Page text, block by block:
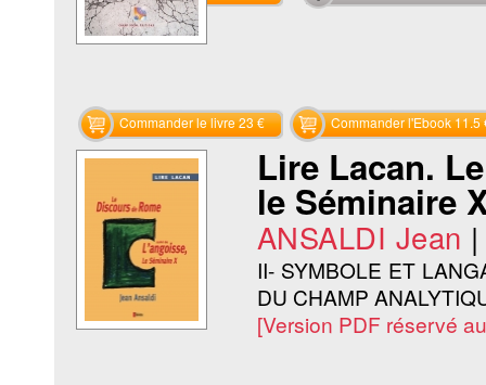
Commander le livre 23 € Commander l'Ebook 11.5
Lire Lacan.
le Séminaire
ANSALDI Jean
II- SYMBOLE ET
DU CHAMP
[Version PDF réservé